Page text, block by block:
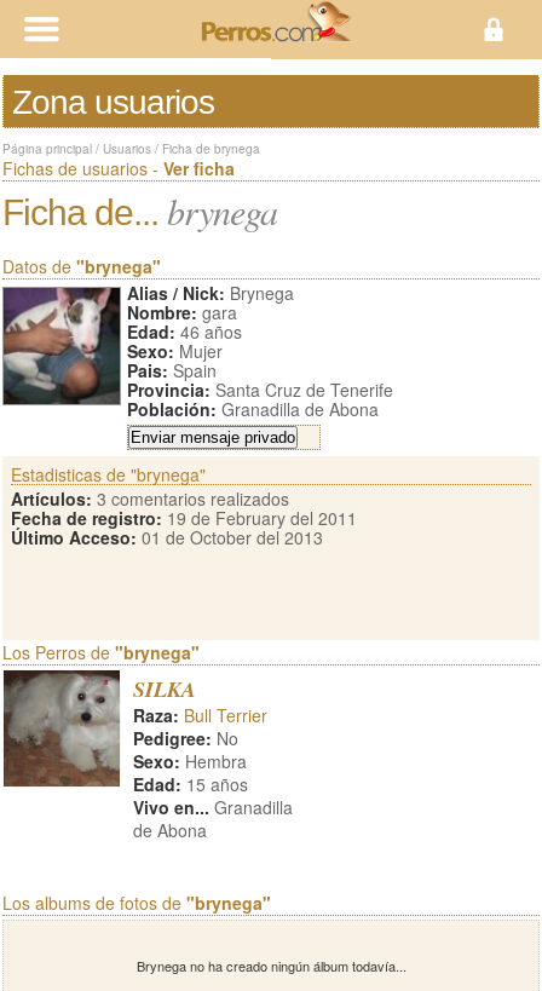
Zona usuarios
Página principal / Usuarios / Ficha de brynega
Fichas de usuarios - Ver ficha
Ficha de... brynega
Datos de "brynega"
Alias / Nick: Brynega
Nombre: gara
Edad: 46 años
Sexo: Mujer
Pais: Spain
Provincia: Santa Cruz de Tenerife
Población: Granadilla de Abona
Estadisticas de "brynega"
Artículos: 3 comentarios realizados
Fecha de registro: 19 de February del 2011
Último Acceso: 01 de October del 2013
Los Perros de "brynega"
SILKA
Raza: Bull Terrier
Pedigree: No
Sexo: Hembra
Edad: 15 años
Vivo en... Granadilla
de Abona
Los albums de fotos de "brynega"
Brynega no ha creado ningún álbum todavía...